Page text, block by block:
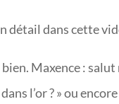
détail dans cette
Maxence :
l’or ? » ou